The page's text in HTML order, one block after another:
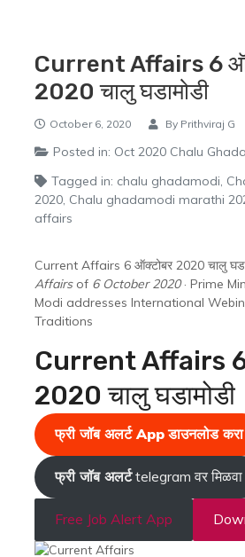
Current Affairs 6
2020 चालु घडामोडी
October 6, 2020 By Prithviraj G
Posted in: Oct 2020 Chalu
Tagged in: chalu ghadamodi,
2020, Chalu ghadamodi marathi
affairs
Current Affairs 6 ऑक्टोबर 2020 चालु
Affairsof 6 October 2020· Prime
Modi addresses International
Traditions
Current Affairs 6
2020 चालु घडामोडी
फ्री जॉब अलर्ट App डाउनलोड करा
फ्री जॉब अलर्टtelegram वर मिळवा
Free Job Alert App